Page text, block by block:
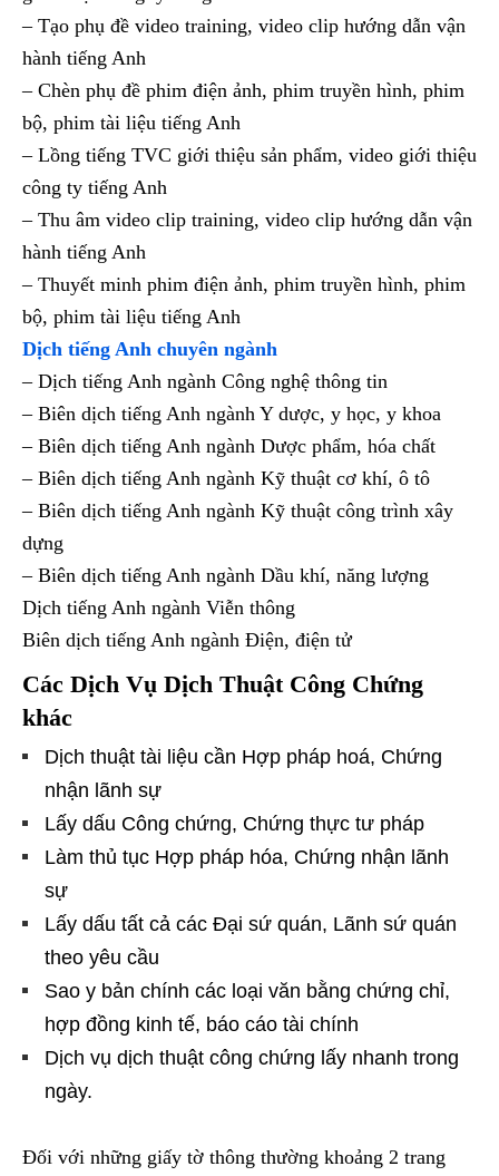
– Tạo phụ đề video training, video clip hướng dẫn vận
hành tiếng Anh
– Chèn phụ đề phim điện ảnh, phim truyền hình, phim
bộ, phim tài liệu tiếng Anh
– Lồng tiếng TVC giới thiệu sản phẩm, video giới thiệu
công ty tiếng Anh
– Thu âm video clip training, video clip hướng dẫn vận
hành tiếng Anh
– Thuyết minh phim điện ảnh, phim truyền hình, phim
bộ, phim tài liệu tiếng Anh
Dịch tiếng Anh chuyên ngành
– Dịch tiếng Anh ngành Công nghệ thông tin
– Biên dịch tiếng Anh ngành Y dược, y học, y khoa
– Biên dịch tiếng Anh ngành Dược phẩm, hóa chất
– Biên dịch tiếng Anh ngành Kỹ thuật cơ khí, ô tô
– Biên dịch tiếng Anh ngành Kỹ thuật công trình xây
dựng
– Biên dịch tiếng Anh ngành Dầu khí, năng lượng
Dịch tiếng Anh ngành Viễn thông
Biên dịch tiếng Anh ngành Điện, điện tử
Các Dịch Vụ Dịch Thuật Công Chứng
khác
Dịch thuật tài liệu cần Hợp pháp hoá, Chứng
nhận lãnh sự
Lấy dấu Công chứng, Chứng thực tư pháp
Làm thủ tục Hợp pháp hóa, Chứng nhận lãnh
sự
Lấy dấu tất cả các Đại sứ quán, Lãnh sứ quán
theo yêu cầu
Sao y bản chính các loại văn bằng chứng chỉ,
hợp đồng kinh tế, báo cáo tài chính
Dịch vụ dịch thuật công chứng lấy nhanh trong
ngày.
Đối với những giấy tờ thông thường khoảng 2 trang